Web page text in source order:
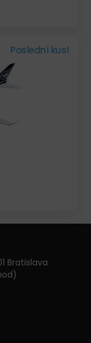
Poslední kus!
Bratislava